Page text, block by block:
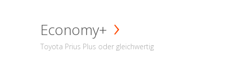
Economy+
Toyota Prius Plus oder gleichwertig